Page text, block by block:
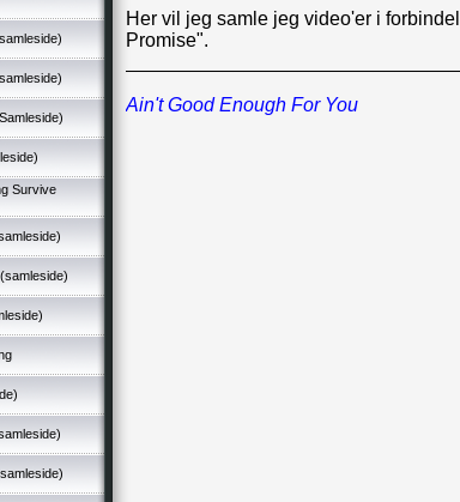
Survive
Her vil jeg samle jeg video'er i
Promise".
Ain't Good Enough For You